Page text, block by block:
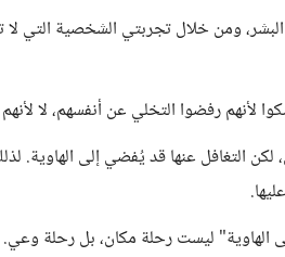
ومن خلال تجربتي الشخصية التي
لأنهم رفضوا التخلي عن أنفسهم، لا
لكن التغافل عنها قد يُفضي إلى
الهاوية" ليست رحلة مكان، بل رحلة وعي.